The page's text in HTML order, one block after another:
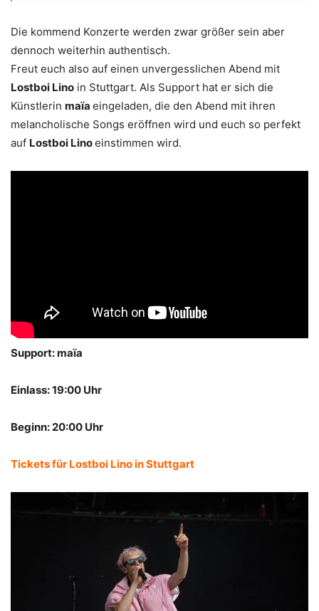
Die kommend Konzerte werden zwar größer sein aber
dennoch weiterhin authentisch.
Freut euch also auf einen unvergesslichen Abend mit
Lostboi Lino in Stuttgart. Als Support hat er sich die
Künstlerin maïa eingeladen, die den Abend mit ihren
melancholische Songs eröffnen wird und euch so perfekt
auf Lostboi Linoeinstimmen wird.
Support: maïa
Einlass: 19:00 Uhr
Beginn: 20:00 Uhr
Tickets für Lostboi Lino in Stuttgart